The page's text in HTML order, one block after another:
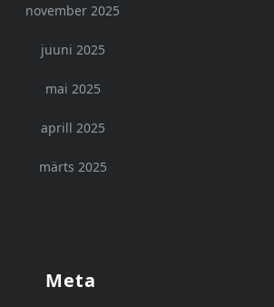
november 2025
juuni 2025
mai 2025
aprill 2025
märts 2025
Meta